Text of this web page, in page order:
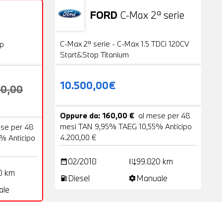
per 48
Anticipo
km
FORD C-Max 2ª serie
Usato 25 Foto
C-Max 2ª serie - C-Max 1.5 TDCi 120CV
Start&Stop Titanium
10.500,00€
Oppure da: 160,00 € al mese per 48
mesi TAN 9,95% TAEG 10,55% Anticipo
4.200,00 €
date_range02/2018 add_road99.820 km
local_gas_station Diesel settingsManuale